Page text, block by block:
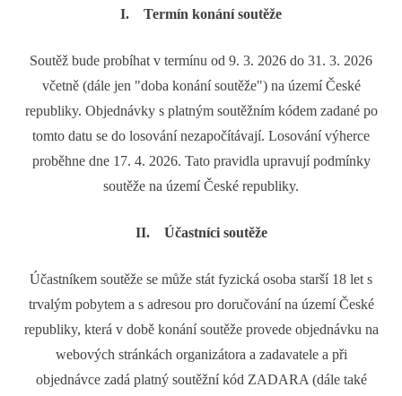
I. Termín konání soutěže
Soutěž bude probíhat v termínu od 9. 3. 2026 do 31. 3. 2026
včetně (dále jen "doba konání soutěže") na území České
republiky. Objednávky s platným soutěžním kódem zadané po
tomto datu se do losování nezapočítávají. Losování výherce
proběhne dne 17. 4. 2026. Tato pravidla upravují podmínky
soutěže na území České republiky.
II. Účastníci soutěže
Účastníkem soutěže se může stát fyzická osoba starší 18 let s
trvalým pobytem a s adresou pro doručování na území České
republiky, která v době konání soutěže provede objednávku na
webových stránkách organizátora a zadavatele a při
objednávce zadá platný soutěžní kód ZADARA (dále také